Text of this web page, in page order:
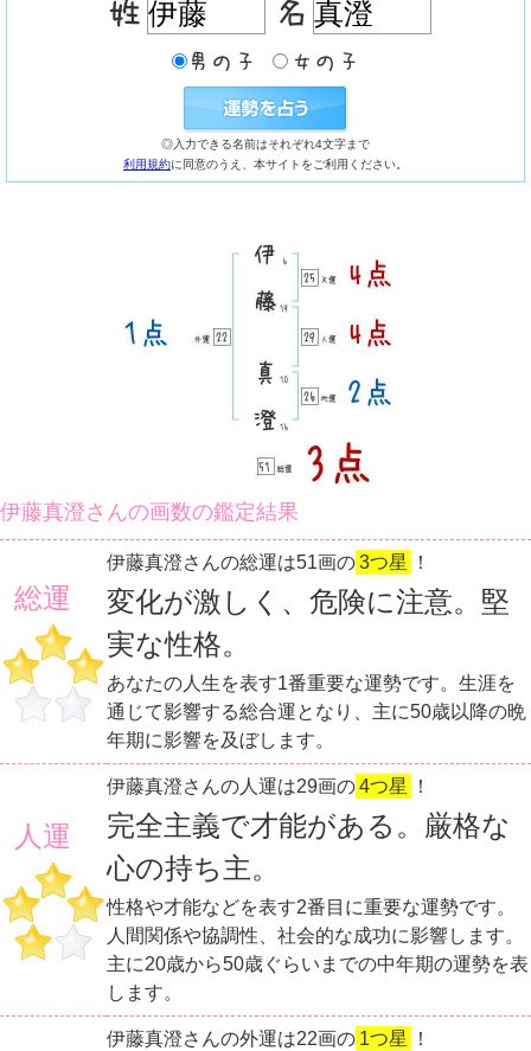
◎入力できる名前はそれぞれ4文字まで
利用規約に同意のうえ、本サイトをご利用ください。
伊藤真澄さんの画数の鑑定結果
総運
伊藤真澄さんの総運は51画の3つ星 ！
変化が激しく、危険に注意。堅
実な性格。
あなたの人生を表す1番重要な運勢です。生涯を
通じて影響する総合運となり、主に50歳以降の晩
年期に影響を及ぼします。
人運
伊藤真澄さんの人運は29画の4つ星 ！
完全主義で才能がある。厳格な
心の持ち主。
性格や才能などを表す2番目に重要な運勢です。
人間関係や協調性、社会的な成功に影響します。
主に20歳から50歳ぐらいまでの中年期の運勢を表
します。
伊藤真澄さんの外運は22画の 1つ星 ！